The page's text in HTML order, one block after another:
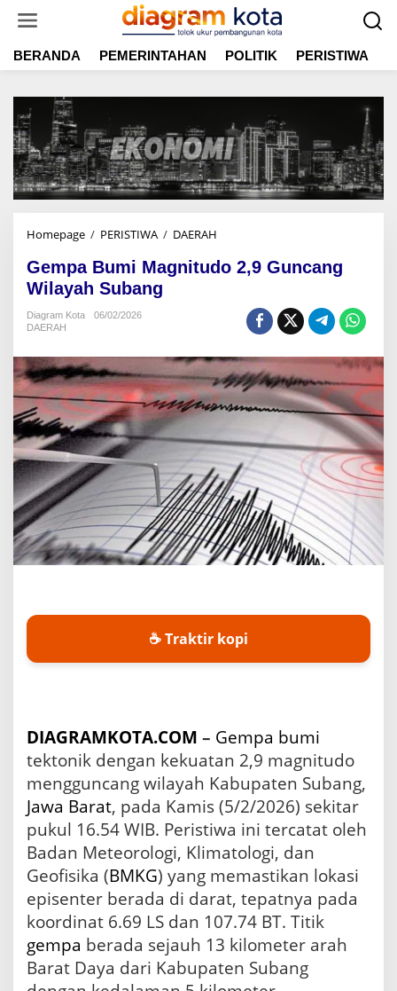
t
BERANDA PEMERINTAHAN POLITIK PERISTIWA
Homepage / PERISTIWA / DAERAH
m
M
a
t
u
d
o
2
,
c
l
a
a
h
S
u
b
a
g
Gempa Bumi Magnitudo 2,9 Guncang
Wilayah Subang
Diagram Kota
06/02/2026
DAERAH
☕ Traktir kopi
DIAGRAMKOTA.COM – Gempa bumi
tektonik dengan kekuatan 2,9 magnitudo
mengguncang wilayah Kabupaten Subang,
Jawa Barat, pada Kamis (5/2/2026) sekitar
pukul 16.54 WIB. Peristiwa ini tercatat oleh
Badan Meteorologi, Klimatologi, dan
Geofisika (BMKG) yang memastikan lokasi
episenter berada di darat, tepatnya pada
koordinat 6.69 LS dan 107.74 BT. Titik
gempa berada sejauh 13 kilometer arah
Barat Daya dari Kabupaten Subang